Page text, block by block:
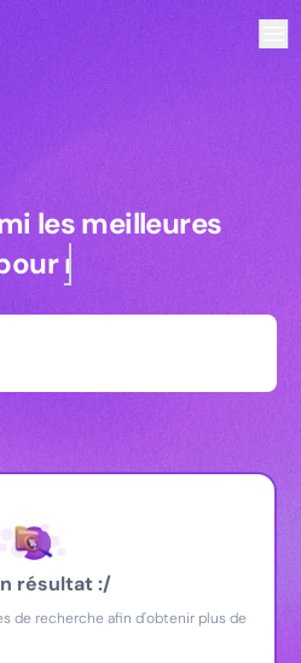
les meilleures
les meilleures
commerciaux
résultat :/
de recherche afin d'obtenir plus de